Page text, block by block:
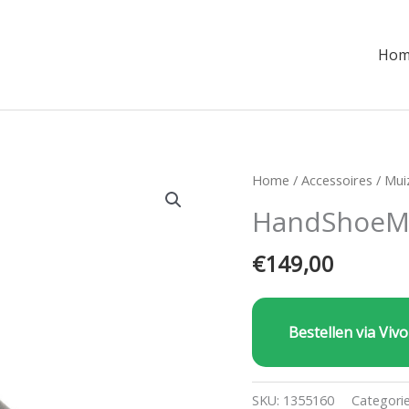
Home /Accessoires /
€149,00
Bestellen via
SKU: 1355160